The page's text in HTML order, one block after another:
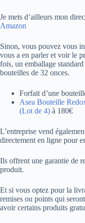
Je mets d’ailleurs mon
Amazon
Sinon, vous pouvez vous
vous a en parler et voir le
fois, un emballage
bouteilles de 32 onces.
Forfait d’une
Asea Bouteille
(Lot de 4) à 180€
L’entreprise vend
directement en ligne pour
Ils offrent une garantie de
produit.
Et si vous optez pour la
remises ou points qui
avoir certains produits